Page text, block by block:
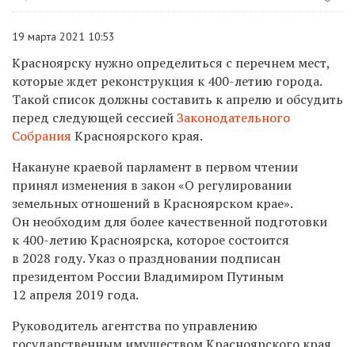
19 марта 2021 10:53
Красноярску нужно определиться с перечнем мест,
которые ждет реконструкция к 400-летию города.
Такой список должны составить к апрелю и обсудить
перед следующей сессиейЗаконодательного
Собрания Красноярского края.
Накануне краевой парламент в первом чтении
принял изменения в закон «О регулировании
земельных отношений в Красноярском крае».
Он необходим для более качественной подготовки
к 400-летию Красноярска, которое состоится
в 2028 году. Указ о праздновании подписан
президентом России Владимиром Путиным
12 апреля 2019 года.
Руководитель агентства по управлению
государственным имуществом Красноярского края